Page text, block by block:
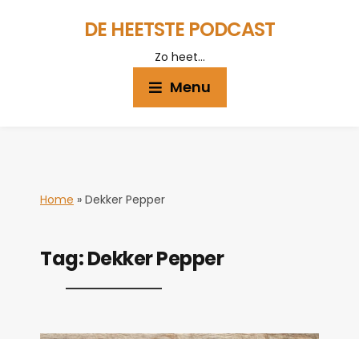
DE HEETSTE PODCAST
Zo heet…
Menu
Home » Dekker Pepper
Tag:Dekker Pepper